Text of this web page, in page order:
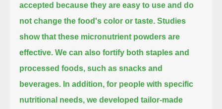
accepted because they are easy to use and do
not change the food's color or taste. Studies
show that these micronutrient powders are
effective. We can also fortify both staples and
processed foods, such as snacks and
beverages. In addition, for people with specific
nutritional needs, we developed tailor-made